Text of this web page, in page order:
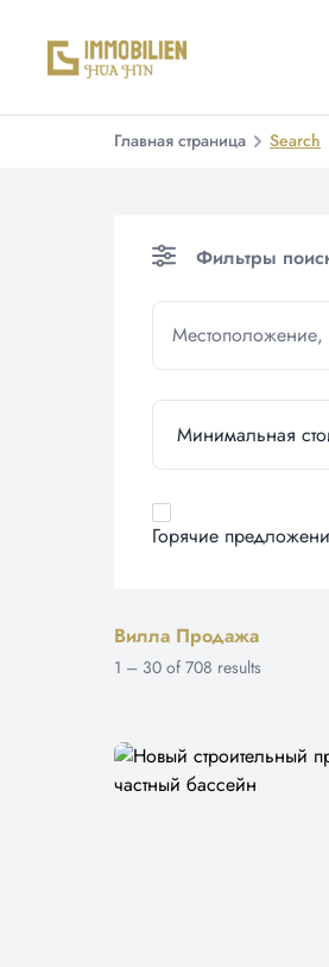
Главная страница Search
Фильтры
Горячие
Вилла Продажа
1 – 30 of 708 results